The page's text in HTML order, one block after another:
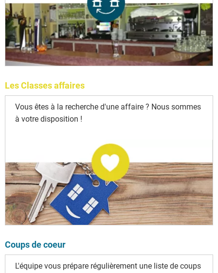
Les Classes affaires
Vous êtes à la recherche d'une affaire ? Nous sommes
à votre disposition !
Coups de coeur
L'équipe vous prépare régulièrement une liste de coups